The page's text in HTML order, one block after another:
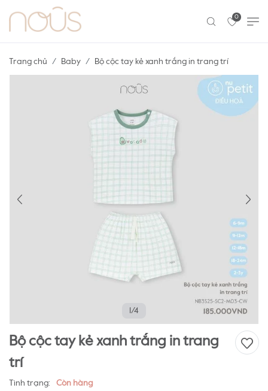
0
Trang chủ Baby Bộ cộc tay kẻ xanh trắng in trang trí
1/4
Bộ cộc tay kẻ xanh trắng in trang
trí
Tình trạng:
Còn hàng